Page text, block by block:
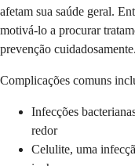
afetam sua saúde geral.
motivá-lo a procurar
prevenção cuidadosamente.
Complicações comuns
Infecções
redor
Celulite, uma